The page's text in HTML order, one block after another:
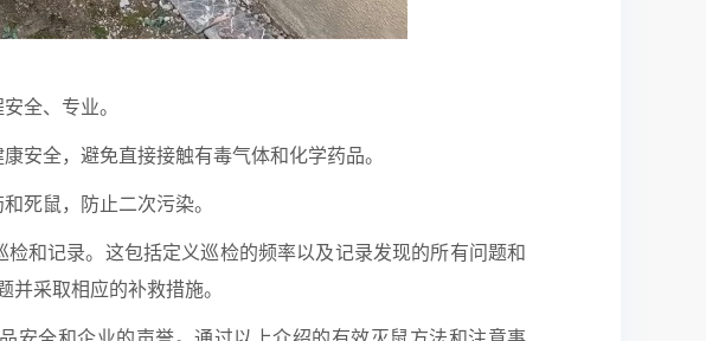
全、专业。
安全，避免直接接触有毒气体和化学药品。
死鼠，防止二次污染。
和记录。这包括定义巡检的频率以及记录发现的所有问题和
采取相应的补救措施。